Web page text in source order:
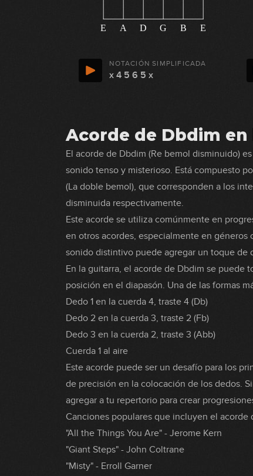
E A D G B E
NOTACIÓN SIMPLIFICADA
x 4 5 6 5 x
Acorde de Dbdim
El acorde de Dbdim (Re bemol disminuido)
sonido tenso y misterioso. Está compuesto
(La doble bemol), que corresponden a los
disminuida respectivamente.
Este acorde se utiliza comúnmente en
en otros acordes, especialmente en géneros
sonido distintivo puede agregar un toque de
En la guitarra, el acorde de Dbdim se puede
posición en el diapasón. Una de las formas
Dedo 1 en la cuerda 4, traste 4 (Db)
Dedo 2 en la cuerda 3, traste 2 (Fb)
Dedo 3 en la cuerda 2, traste 3 (Abb)
Cuerda 1 al aire
Este acorde puede ser un desafío para los
de precisión en la colocación de los dedos.
agregar a tu repertorio para crear
Canciones populares que incluyen el acorde
"All the Things You Are" - Jerome Kern
"Giant Steps" - John Coltrane
"Misty" - Erroll Garner